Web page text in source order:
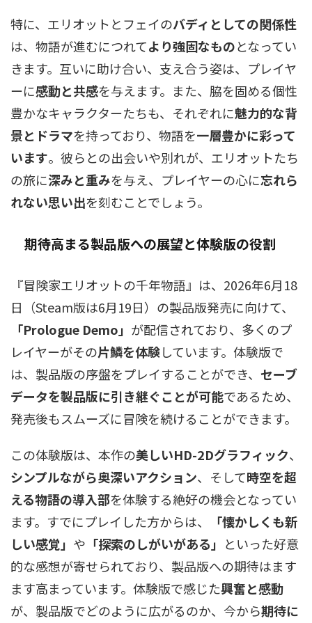
特に、エリオットとフェイのバディとしての関係性
は、物語が進むにつれてより強固なものとなってい
きます。互いに助け合い、支え合う姿は、プレイヤ
ーに感動と共感を与えます。また、脇を固める個性
豊かなキャラクターたちも、それぞれに魅力的な背
景とドラマを持っており、物語を一層豊かに彩って
います。彼らとの出会いや別れが、エリオットたち
の旅に深みと重みを与え、プレイヤーの心に忘れら
れない思い出を刻むことでしょう。
期待高まる製品版への展望と体験版の役割
『冒険家エリオットの千年物語』は、2026年6月18
日（Steam版は6月19日）の製品版発売に向けて、
「Prologue Demo」 が配信されており、多くのプ
レイヤーがその片鱗を体験しています。体験版で
は、製品版の序盤をプレイすることができ、 セーブ
データを製品版に引き継ぐことが可能であるため、
発売後もスムーズに冒険を続けることができます。
この体験版は、本作の美しいHD-2Dグラフィック、
シンプルながら奥深いアクション、そして時空を超
える物語の導入部を体験する絶好の機会となってい
ます。すでにプレイした方からは、
「懐かしくも新
しい感覚」 や 「探索のしがいがある」 といった好意
的な感想が寄せられており、製品版への期待はます
ます高まっています。体験版で感じた興奮と感動
が、製品版でどのように広がるのか、今から期待に